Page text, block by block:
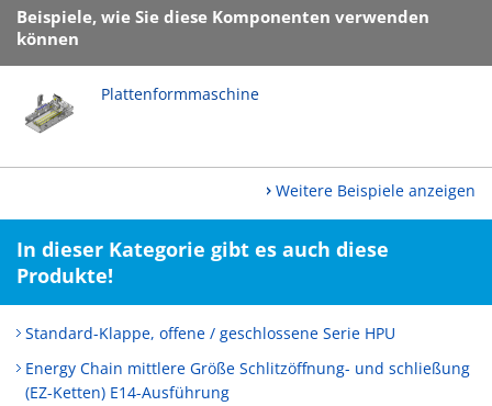
Beispiele, wie Sie diese Komponenten verwenden
können
Plattenformmaschine
Weitere Beispiele anzeigen
In dieser Kategorie gibt es auch diese
Produkte!
Standard-Klappe, offene / geschlossene Serie HPU
Energy Chain mittlere Größe Schlitzöffnung- und schließung
(EZ-Ketten) E14-Ausführung